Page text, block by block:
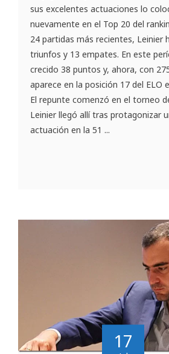
sus excelentes actuaciones lo
nuevamente en el Top 20 del
24 partidas más recientes, Leinier
triunfos y 13 empates. En este
crecido 38 puntos y, ahora, con
aparece en la posición 17 del ELO
El repunte comenzó en el torneo
Leinier llegó allí tras protagonizar
actuación en la 51 ...
17